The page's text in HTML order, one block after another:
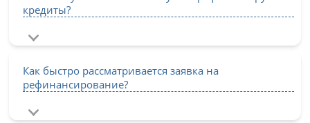
кредиты?
Как быстро рассматривается заявка на
рефинансирование?